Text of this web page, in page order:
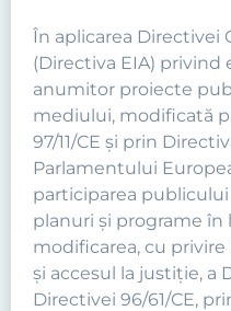
În aplicarea Directivei
(Directiva EIA) privind
anumitor proiecte
mediului, modificată
97/11/CE şi prin
Parlamentului
participarea
planuri şi programe
modificarea, cu
şi accesul la justiţie, a
Directivei 96/61/CE,